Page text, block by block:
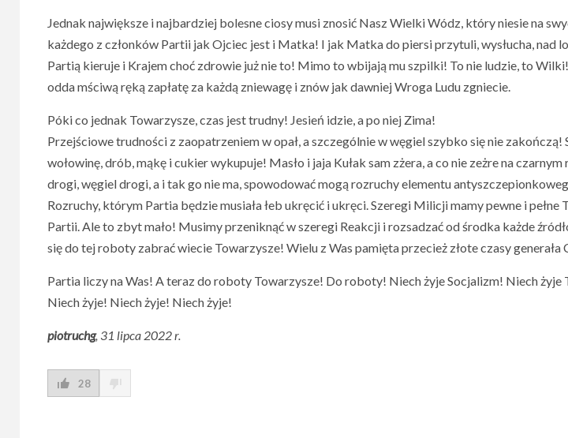
Jednak największe i najbardziej bolesne ciosy musi znosić Nasz Wielki Wódz, który niesie na
każdego z członków Partii jak Ojciec jest i Matka! I jak Matka do piersi przytuli, wysłucha, nad
Partią kieruje i Krajem choć zdrowie już nie to! Mimo to wbijają mu szpilki! To nie ludzie, to
odda mściwą ręką zapłatę za każdą zniewagę i znów jak dawniej Wroga Ludu zgniecie.
Póki co jednak Towarzysze, czas jest trudny! Jesień idzie, a po niej Zima!
Przejściowe trudności z zaopatrzeniem w opał, a szczególnie w węgiel szybko się nie
wołowinę, drób, mąkę i cukier wykupuje! Masło i jaja Kułak sam zżera, a co nie zeżre na
drogi, węgiel drogi, a i tak go nie ma, spowodować mogą rozruchy elementu
Rozruchy, którym Partia będzie musiała łeb ukręcić i ukręci. Szeregi Milicji mamy pewne i
Partii. Ale to zbyt mało! Musimy przeniknąć w szeregi Reakcji i rozsadzać od środka każde
się do tej roboty zabrać wiecie Towarzysze! Wielu z Was pamięta przecież złote czasy generała
Partia liczy na Was! A teraz do roboty Towarzysze! Do roboty! Niech żyje Socjalizm! Niech
Niech żyje! Niech żyje! Niech żyje!
piotruchg, 31 lipca 2022 r.
28